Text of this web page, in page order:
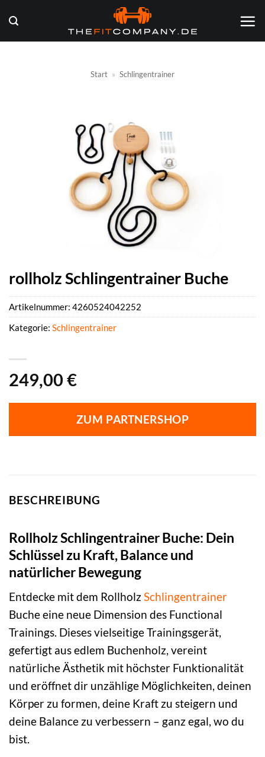
Inhalt
springen
Start » Schlingentrainer
rollholz Schlingentrainer Buche
249,00 €
ZUM PARTNERSHOP
Artikelnummer: 4260524042252
Kategorie: Schlingentrainer
BESCHREIBUNG
Rollholz Schlingentrainer Buche: Dein
Schlüssel zu Kraft, Balance und
natürlicher Bewegung
Entdecke mit dem RollholzSchlingentrainer
Buche eine neue Dimension des Functional
Trainings. Dieses vielseitige Trainingsgerät,
gefertigt aus edlem Buchenholz, vereint
natürliche Ästhetik mit höchster Funktionalität
und eröffnet dir unzählige Möglichkeiten, deinen
Körper zu formen, deine Kraft zu steigern und
deine Balance zu verbessern – ganz egal, wo du
bist.